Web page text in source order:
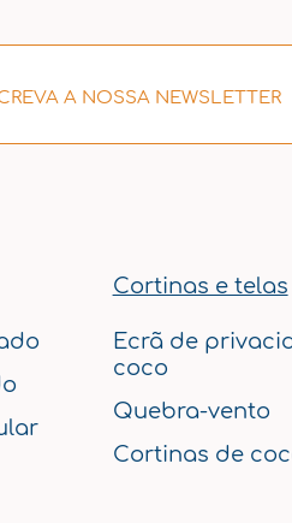
A NOSSA NEWSLETTER
Cortinas e telas
Ecrã de
coco
Quebra-vento
Cortinas de